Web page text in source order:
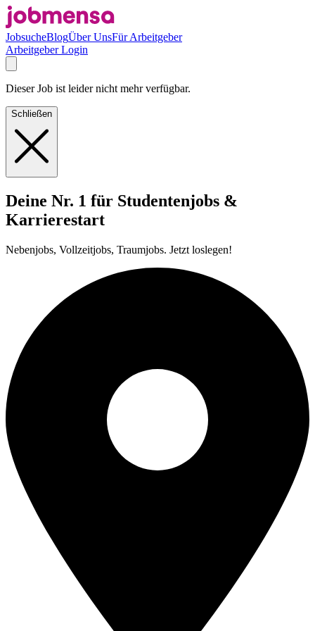
JobsucheBlogÜber UnsFür Arbeitgeber
Arbeitgeber Login
Dieser Job ist leider nicht mehr verfügbar.
Schließen
Deine Nr. 1 für Studentenjobs &
Karrierestart
Nebenjobs, Vollzeitjobs, Traumjobs. Jetzt loslegen!